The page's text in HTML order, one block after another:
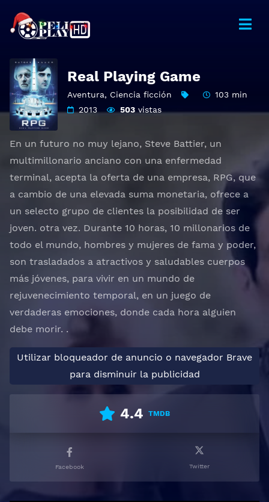
Real Playing Game
Aventura, Ciencia ficción
103 min
2013
503 vistas
En un futuro no muy lejano, Steve Battier, un
multimillonario anciano con una enfermedad
terminal, acepta la oferta de una empresa, RPG, que
a cambio de una elevada suma monetaria, ofrece a
un selecto grupo de clientes la posibilidad de ser
joven. otra vez. Durante 10 horas, 10 millonarios de
todo el mundo, hombres y mujeres de fama y poder,
son trasladados a atractivos y saludables cuerpos
más jóvenes, para vivir en un mundo de
rejuvenecimiento temporal, en un juego de
verdaderas emociones, donde cada hora alguien
debe morir. .
Utilizar bloqueador de anuncio o navegador Brave
para disminuir la publicidad
4.4 TMDB
Facebook Twitter